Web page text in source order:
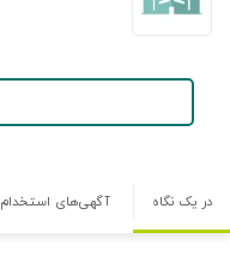
در یک نگاه آگهی‌های استخدام